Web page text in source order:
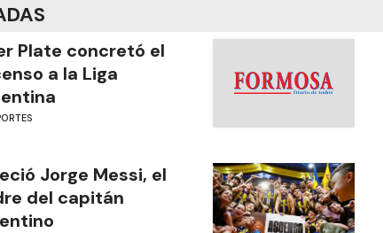
Plate concretó el
a la Liga
Jorge Messi, el
del capitán